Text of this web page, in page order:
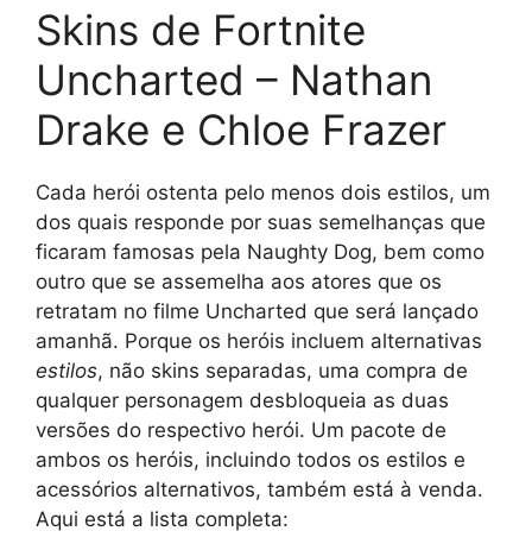
Skins de Fortnite
Uncharted – Nathan
Drake e Chloe Frazer
Cada herói ostenta pelo menos dois estilos, um
dos quais responde por suas semelhanças que
ficaram famosas pela Naughty Dog, bem como
outro que se assemelha aos atores que os
retratam no filme Uncharted que será lançado
amanhã. Porque os heróis incluem alternativas
estilos, não skins separadas, uma compra de
qualquer personagem desbloqueia as duas
versões do respectivo herói. Um pacote de
ambos os heróis, incluindo todos os estilos e
acessórios alternativos, também está à venda.
Aqui está a lista completa: